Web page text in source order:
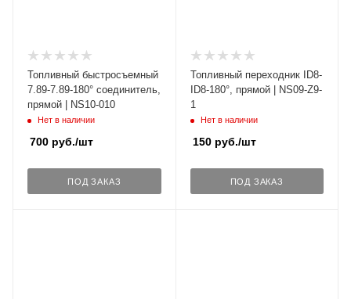
Топливный быстросъемный
7.89-7.89-180° соединитель,
прямой | NS10-010
Нет в наличии
700 руб./шт
ПОД ЗАКАЗ
Топливный переходник ID8-
ID8-180°, прямой | NS09-Z9-
1
Нет в наличии
150руб./шт
ПОД ЗАКАЗ